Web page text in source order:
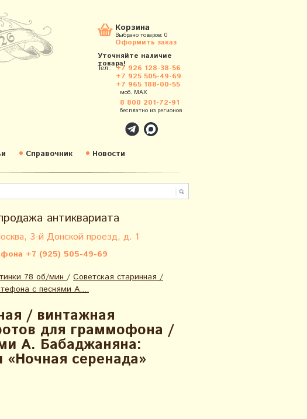
Корзина
Выбрано товаров: 0
Оформить заказ
Уточняйте наличие
товара!
Тел.: +7 926 128-38-56
+7 925 505-49-69
+7 965 188-00-55
моб. MAX
8 800 201-72-91
бесплатно из регионов
Справочник Новости
антиквариата
3-й Донской проезд, д. 1
+7 (925) 505-49-69
78 об/мин / Советская старинная /
с песнями А....
/ винтажная
для граммофона /
А. Бабаджаняна:
серенада»